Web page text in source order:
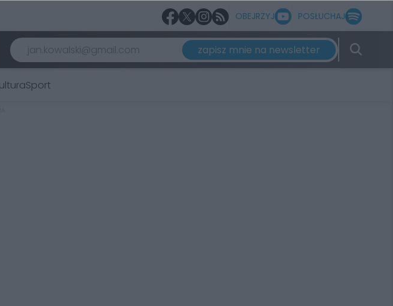
OBEJRZYJ POSŁUCHAJ
zapisz mnie na newsletter
Sport